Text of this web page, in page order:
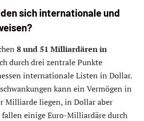
sich internationale und
8 und 51 Milliardären in
durch drei zentrale Punkte
internationale Listen in Dollar.
kann ein Vermögen in
Milliarde liegen, in Dollar aber
fallen einige Euro-Milliardäre durch